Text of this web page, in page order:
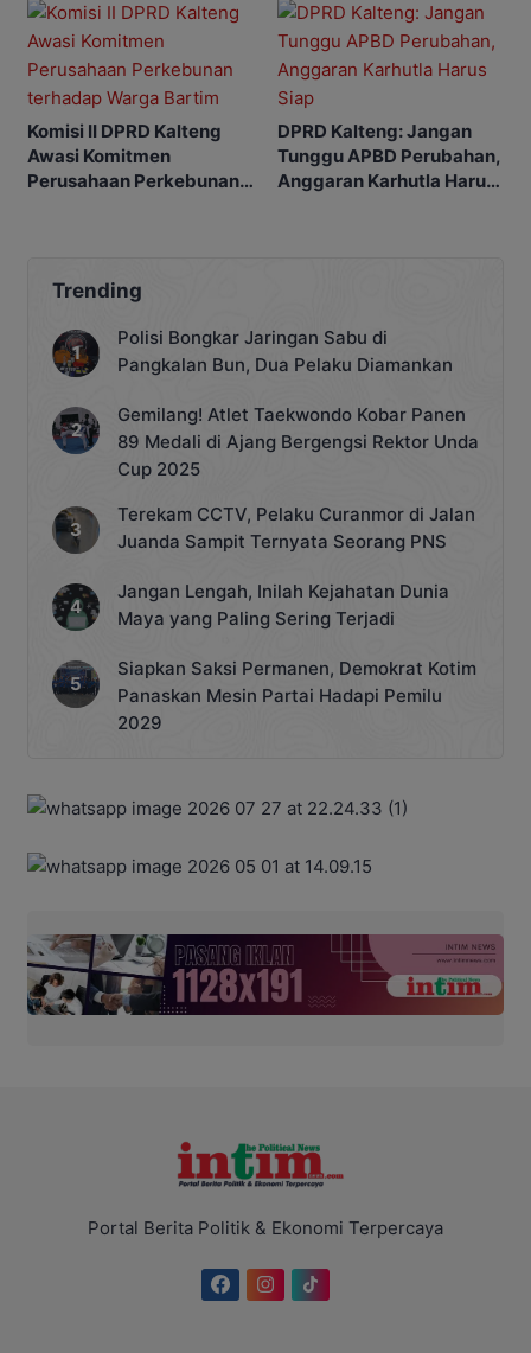
Komisi II DPRD Kalteng
Awasi Komitmen
Perusahaan Perkebunan
DPRD Kalteng: Jangan
Tunggu APBD Perubahan,
Anggaran Karhutla Harus
Trending
Polisi Bongkar Jaringan Sabu di
Pangkalan Bun, Dua Pelaku Diamankan
Gemilang! Atlet Taekwondo Kobar Panen
89 Medali di Ajang Bergengsi Rektor Unda
Cup 2025
Terekam CCTV, Pelaku Curanmor di Jalan
Juanda Sampit Ternyata Seorang PNS
Jangan Lengah, Inilah Kejahatan Dunia
Maya yang Paling Sering Terjadi
Siapkan Saksi Permanen, Demokrat Kotim
Panaskan Mesin Partai Hadapi Pemilu
2029
Portal Berita Politik & Ekonomi Terpercaya